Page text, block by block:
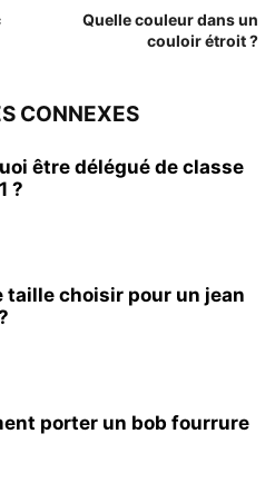
Quelle couleur dans un
couloir étroit ?
CONNEXES
être délégué de classe
?
taille choisir pour un jean
porter un bob fourrure